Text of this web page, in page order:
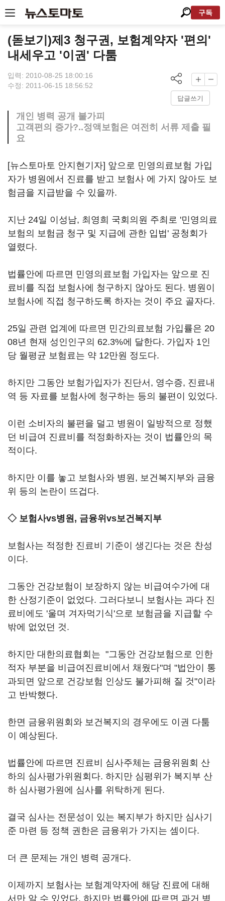
구독
(돋보기)제3 청구권, 보험계약자 '편의'
내세우고 '이권' 다툼
입력: 2010-08-25 18:00:16
수정: 2011-06-15 18:56:52
답글쓰기
개인 병력 공개 불가피
고객편의 증가?..정액보험은 여전히 서류 제출 필
요
[뉴스토마토 안지현기자] 앞으로 민영의료보험 가입
자가 병원에서 진료를 받고 보험사 에 가지 않아도 보
험금을 지급받을 수 있을까.
지난 24일 이성남, 최영희 국회의원 주최로 '민영의료
보험의 보험금 청구 및 지급에 관한 입법' 공청회가
열렸다.
법률안에 따르면 민영의료보험 가입자는 앞으로 진
료비를 직접 보험사에 청구하지 않아도 된다. 병원이
보험사에 직접 청구하도록 하자는 것이 주요 골자다.
25일 관련 업계에 따르면 민간의료보험 가입률은 20
08년 현재 성인인구의 62.3%에 달한다. 가입자 1인
당 월평균 보험료는 약 12만원 정도다.
하지만 그동안 보험가입자가 진단서, 영수증, 진료내
역 등 자료를 보험사에 청구하는 등의 불편이 있었다.
이런 소비자의 불편을 덜고 병원이 일방적으로 정했
던 비급여 진료비를 적정화하자는 것이 법률안의 목
적이다.
하지만 이를 놓고 보험사와 병원, 보건복지부와 금융
위 등의 논란이 뜨겁다.
◇ 보험사vs병원, 금융위vs보건복지부
보험사는 적정한 진료비 기준이 생긴다는 것은 찬성
이다.
그동안 건강보험이 보장하지 않는 비급여수가에 대
한 산정기준이 없었다. 그러다보니 보험사는 과다 진
료비에도 '울며 겨자먹기식'으로 보험금을 지급할 수
밖에 없었던 것.
하지만 대한의료협회는 "그동안 건강보험으로 인한
적자 부분을 비급여진료비에서 채웠다"며 "법안이 통
과되면 앞으로 건강보험 인상도 불가피해 질 것"이라
고 반박했다.
한면 금융위원회와 보건복지의 경우에도 이권 다툼
이 예상된다.
법률안에 따르면 진료비 심사주체는 금융위원회 산
하의 심사평가위원회다. 하지만 심평위가 복지부 산
하 심사평가원에 심사를 위탁하게 된다.
결국 심사는 전문성이 있는 복지부가 하지만 심사기
준 마련 등 정책 권한은 금융위가 가지는 셈이다.
더 큰 문제는 개인 병력 공개다.
이제까지 보험사는 보험계약자에 해당 진료에 대해
서만 알 수 있었다. 하지만 법률안에 따르면 과거 병